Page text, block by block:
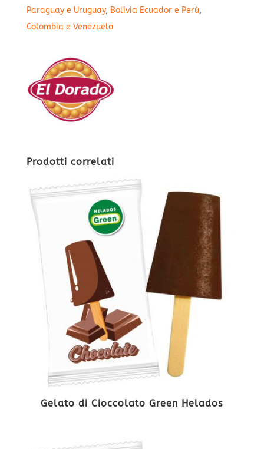
Paraguay e Uruguay, Bolivia Ecuador e Perù,
Colombia e Venezuela
Prodotti correlati
Gelato di Cioccolato Green Helados